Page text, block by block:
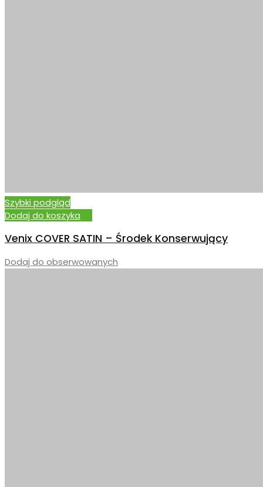
Szybki podgląd
Dodaj do koszyka
Venix COVER SATIN – Środek Konserwujący
Dodaj do obserwowanych